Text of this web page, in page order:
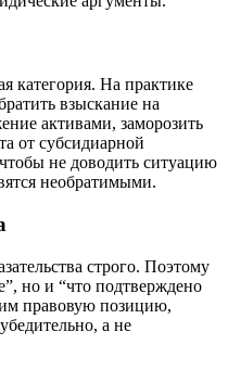
категория. На практике
взыскание на
активами, заморозить
от субсидиарной
не доводить ситуацию
необратимыми.
строго. Поэтому
но и “что подтверждено
правовую позицию,
а не